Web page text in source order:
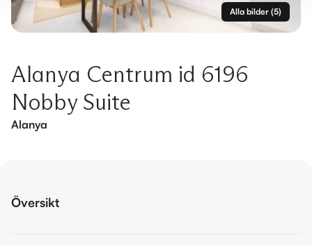
Alla bilder (5)
Alanya Centrum id 6196
Nobby Suite
Alanya
Översikt